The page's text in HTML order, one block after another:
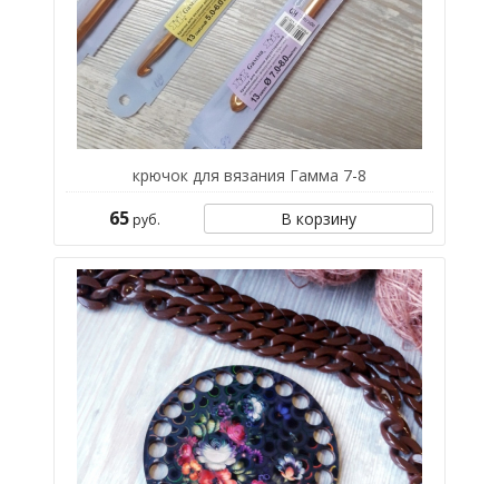
крючок для вязания Гамма 7-8
65 руб. В корзину